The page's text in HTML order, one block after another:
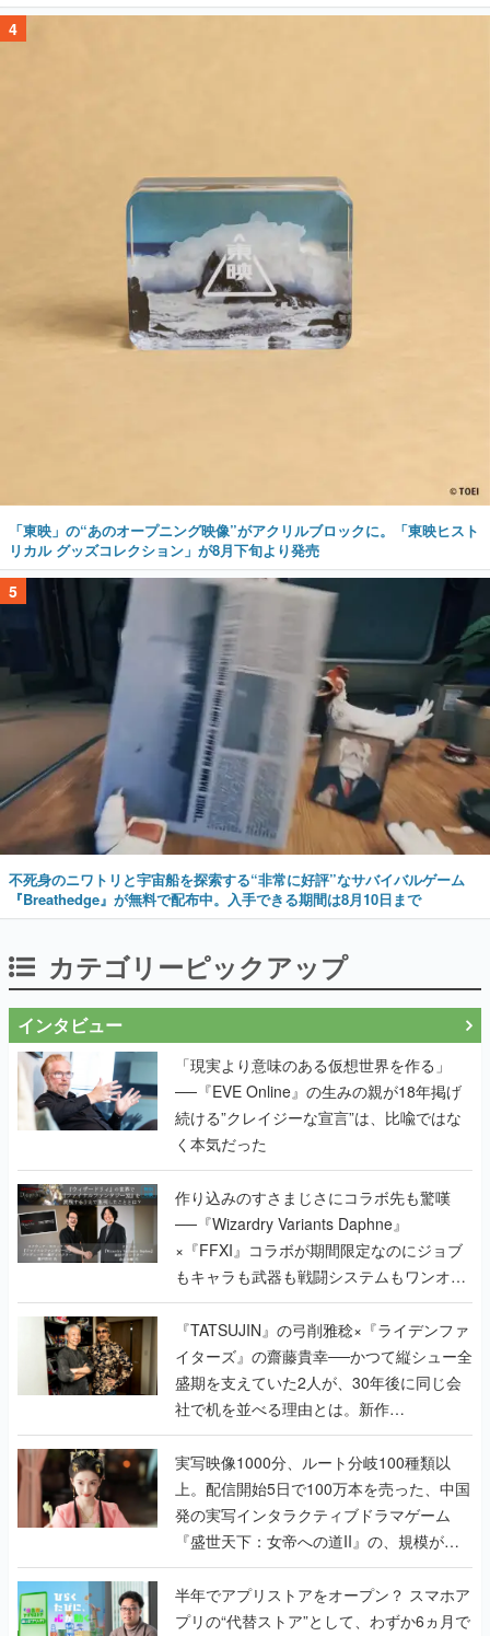
4
「東映」の“あのオープニング映像”がアクリルブロックに。「東映ヒスト
リカル グッズコレクション」が8月下旬より発売
5
不死身のニワトリと宇宙船を探索する“非常に好評”なサバイバルゲーム
『Breathedge』が無料で配布中。入手できる期間は8月10日まで
カテゴリーピックアップ
インタビュー
「現実より意味のある仮想世界を作る」
──『EVE Online』の生みの親が18年掲げ
続ける”クレイジーな宣言”は、比喩ではな
く本気だった
作り込みのすさまじさにコラボ先も驚嘆
──『Wizardry Variants Daphne』
×『FFXI』コラボが期間限定なのにジョブ
もキャラも武器も戦闘システムもワンオフ
で作り込まれた理由を両ディレクターに聞
く
『TATSUJIN』の弓削雅稔×『ライデンファ
イターズ』の齋藤貴幸──かつて縦シュー全
盛期を支えていた2人が、30年後に同じ会
社で机を並べる理由とは。新作
『TATSUJIN EXTREME』で初タッグを組
んだレジェンド2人に訊く開発秘話
実写映像1000分、ルート分岐100種類以
上。配信開始5日で100万本を売った、中国
発の実写インタラクティブドラマゲーム
『盛世天下：女帝への道II』の、規模が違
うこだわりをプロデューサーに聞いた
半年でアプリストアをオープン？ スマホア
プリの“代替ストア”として、わずか6ヵ月で